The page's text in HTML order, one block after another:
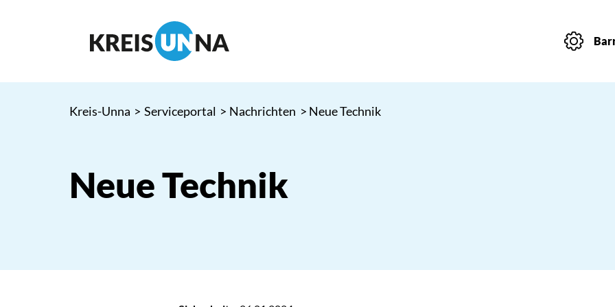
Kreis-Unna > Serviceportal > Nachrichten > Neue Technik
Neue Technik